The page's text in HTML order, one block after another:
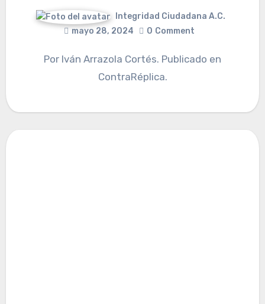
Integridad Ciudadana A.C.
mayo 28, 2024
0 Comment
Por Iván Arrazola Cortés. Publicado en
ContraRéplica.